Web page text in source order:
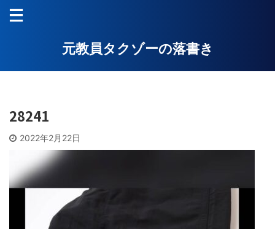
元教員タクゾーの落書き
28241
2022年2月22日